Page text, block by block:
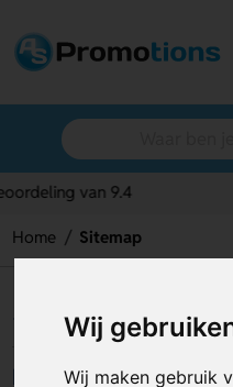
Wij
Wij maken gebruik
Home Sitemap
Sitemap
Home